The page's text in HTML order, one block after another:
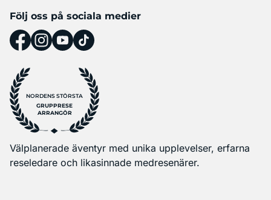
Följ oss på sociala medier
NORDENS STÖRSTA
GRUPPRESE
ARRANGÖR
Välplanerade äventyr med unika upplevelser, erfarna
reseledare och likasinnade medresenärer.